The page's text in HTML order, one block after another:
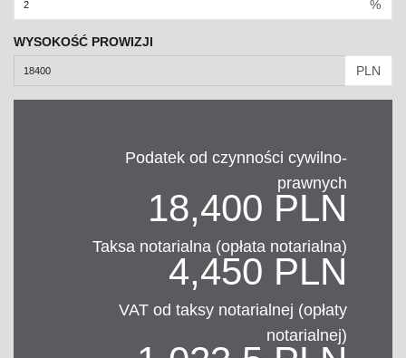
%
WYSOKOŚĆ PROWIZJI
PLN
Podatek od czynności cywilno-
prawnych
18,400 PLN
Taksa notarialna (opłata notarialna)
4,450 PLN
VAT od taksy notarialnej (opłaty
notarialnej)